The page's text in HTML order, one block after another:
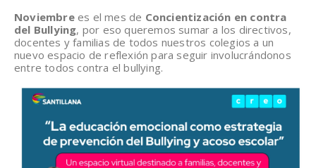
Noviembrees el mes de Concientización en contra
del Bullying, por eso queremos sumar a los directivos,
docentes y familias de todos nuestros colegios a un
nuevo espacio de reflexión para seguir involucrándonos
entre todos contra el bullying.